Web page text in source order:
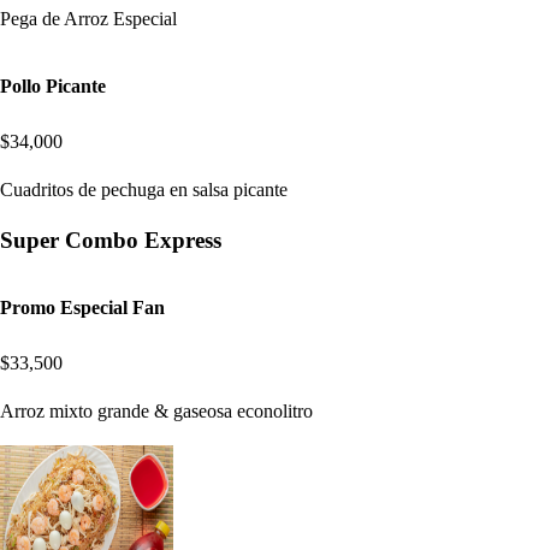
Pega de Arroz Especial
Pollo Picante
$34,000
Cuadritos de pechuga en salsa picante
Super Combo Express
Promo Especial Fan
$33,500
Arroz mixto grande & gaseosa econolitro